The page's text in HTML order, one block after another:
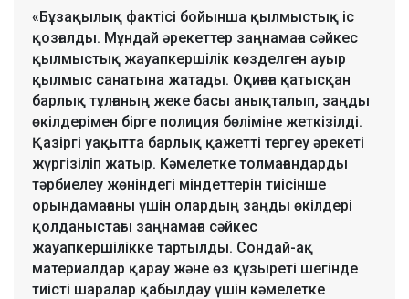
«Бұзақылық фактісі бойынша қылмыстық іс
қозғалды. Мұндай әрекеттер заңнамаға сәйкес
қылмыстық жауапкершілік көзделген ауыр
қылмыс санатына жатады. Оқиғаға қатысқан
барлық тұлғаның жеке басы анықталып, заңды
өкілдерімен бірге полиция бөліміне жеткізілді.
Қазіргі уақытта барлық қажетті тергеу әрекеті
жүргізіліп жатыр. Кәмелетке толмағандарды
тәрбиелеу жөніндегі міндеттерін тиісінше
орындамағаны үшін олардың заңды өкілдері
қолданыстағы заңнамаға сәйкес
жауапкершілікке тартылды. Сондай-ақ
материалдар қарау және өз құзыреті шегінде
тиісті шаралар қабылдау үшін кәмелетке